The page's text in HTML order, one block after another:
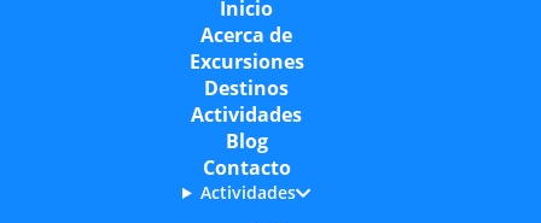
mejores vistas panorámicas de la costa norte de
Mallorca y es el punto de partida perfecto para
explorar la península de Formentor.
Otra visita recomendada es elFaro de Formentor
un lugar impresionante que se puede combinar con
la playa del mismo nombre. Además, en el centro
del puerto, encontrarás una gran variedad de
Inicio
Acerca de
Excursiones
Destinos
Actividades
Blog
Contacto
Actividades